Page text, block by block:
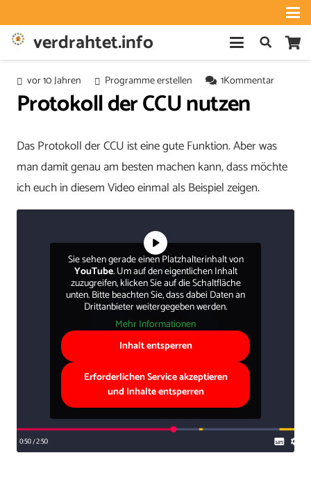
verdrahtet.info
vor 10 Jahren Programme erstellen 1Kommentar
Protokoll der CCU nutzen
Das Protokoll der CCU ist eine gute Funktion. Aber was
man damit genau am besten machen kann, dass möchte
ich euch in diesem Video einmal als Beispiel zeigen.
Sie sehen gerade einen Platzhalterinhalt von
YouTube. Um auf den eigentlichen Inhalt
zuzugreifen, klicken Sie auf die Schaltfläche
unten. Bitte beachten Sie, dass dabei Daten an
Drittanbieter weitergegeben werden.
Mehr Informationen
Inhalt entsperren
Erforderlichen Service akzeptieren
und Inhalte entsperren